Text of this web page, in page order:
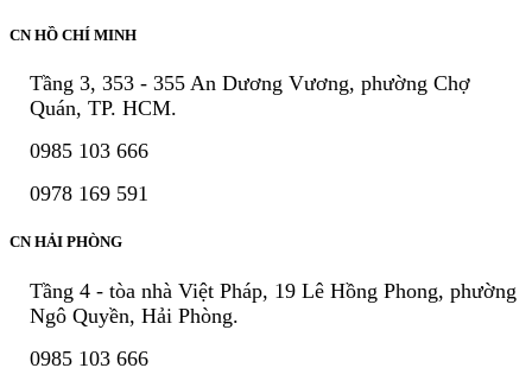
CN HỒ CHÍ MINH
Tầng 3, 353 - 355 An Dương Vương, phường Chợ
Quán, TP. HCM.
0985 103 666
0978 169 591
CN HẢI PHÒNG
Tầng 4 - tòa nhà Việt Pháp, 19 Lê Hồng Phong, phường
Ngô Quyền, Hải Phòng.
0985 103 666